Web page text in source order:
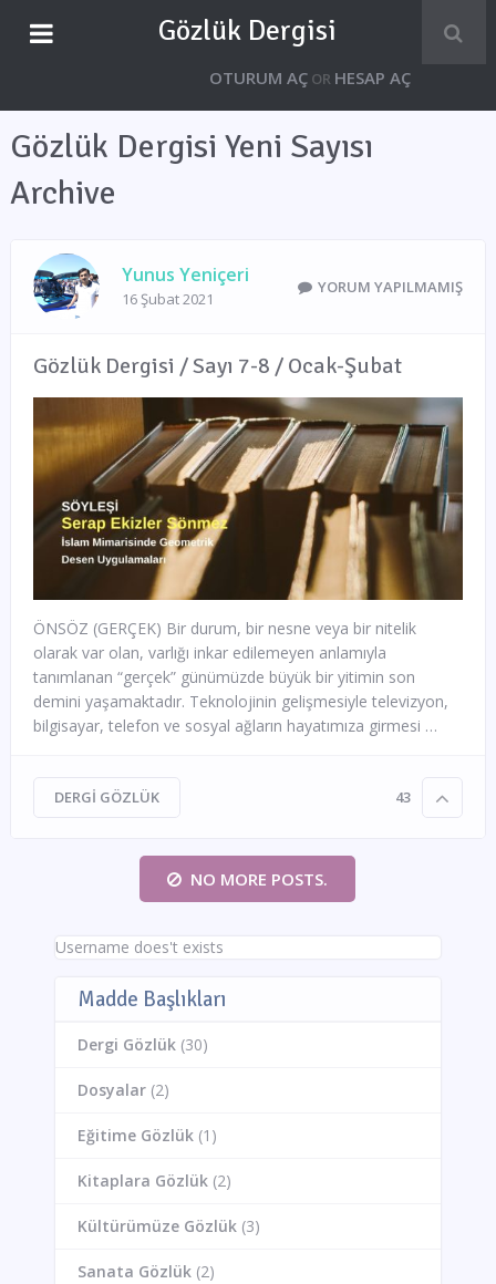
Gözlük Dergisi
OTURUM AÇOR HESAP AÇ
Gözlük Dergisi Yeni Sayısı
Archive
Yunus Yeniçeri
16 Şubat 2021
YORUM YAPILMAMIŞ
Gözlük Dergisi / Sayı 7-8 / Ocak-Şubat
ÖNSÖZ (GERÇEK) Bir durum, bir nesne veya bir nitelik
olarak var olan, varlığı inkar edilemeyen anlamıyla
tanımlanan “gerçek” günümüzde büyük bir yitimin son
demini yaşamaktadır. Teknolojinin gelişmesiyle televizyon,
bilgisayar, telefon ve sosyal ağların hayatımıza girmesi …
DERGI GÖZLÜK 43
NO MORE POSTS.
Username does't exists
Madde Başlıkları
Dergi Gözlük(30)
Dosyalar(2)
Eğitime Gözlük(1)
Kitaplara Gözlük(2)
Kültürümüze Gözlük(3)
Sanata Gözlük(2)